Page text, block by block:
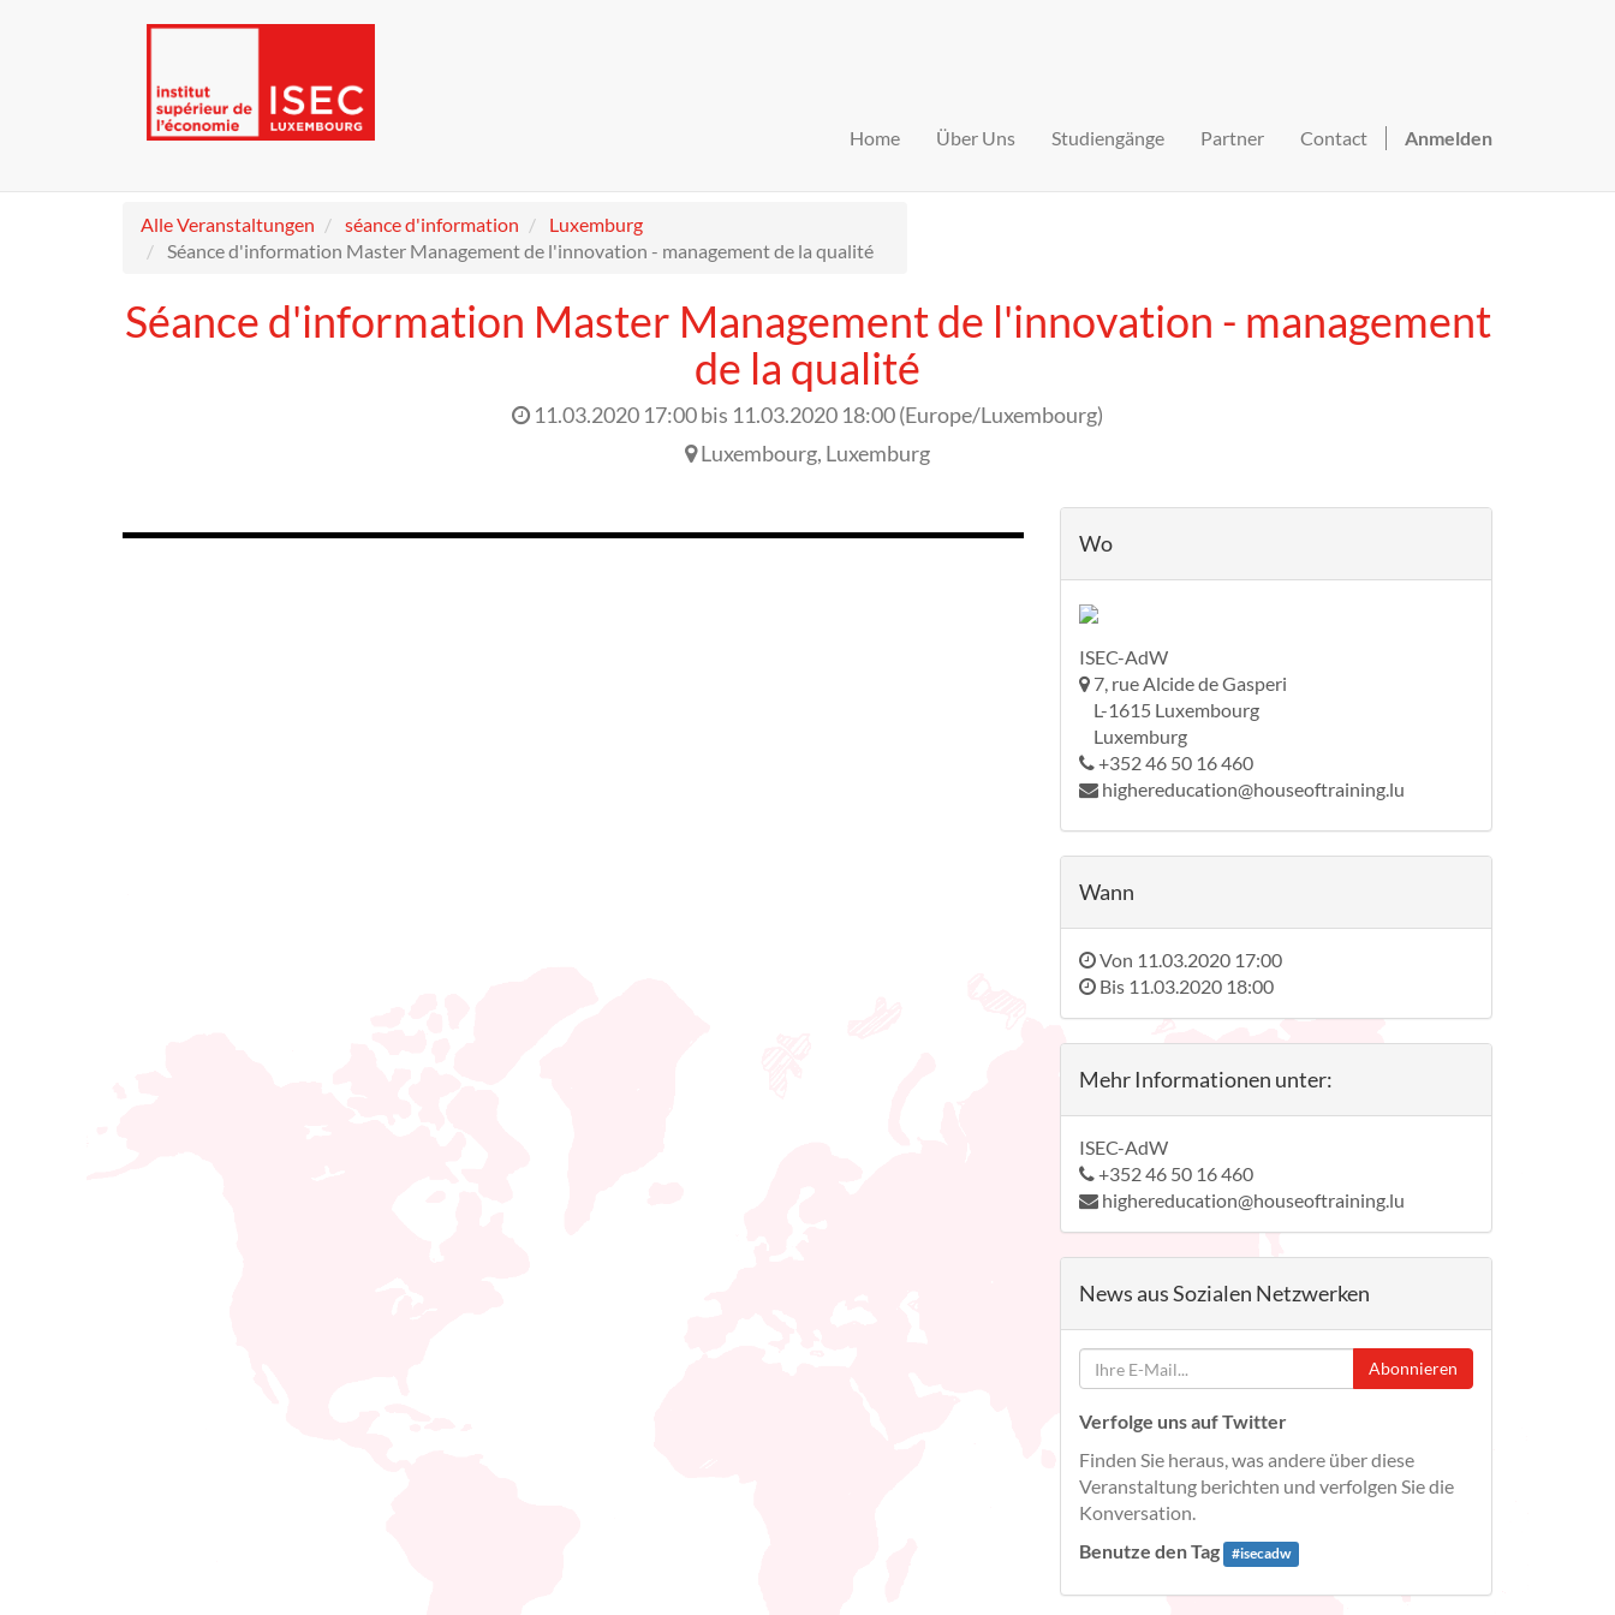
Home Über Uns Studiengänge Partner Contact Anmelden
Alle Veranstaltungen séance d'information
Luxemburg
Séance d'information Master Management de l'innovation - management de la qualité
Séance d'information Master Management de l'innovation - management
de la qualité
11.03.2020 17:00bis 11.03.2020 18:00(Europe/Luxembourg)
Luxembourg, Luxemburg
Wo
ISEC-AdW
7, rue Alcide de Gasperi
L-1615 Luxembourg
Luxemburg
+352 46 50 16 460
highereducation@houseoftraining.lu
Wann
Von 11.03.2020 17:00
Bis 11.03.2020 18:00
Mehr Informationen unter:
ISEC-AdW
+352 46 50 16 460
highereducation@houseoftraining.lu
News aus Sozialen Netzwerken
Abonnieren
Verfolge uns auf Twitter
Finden Sie heraus, was andere über diese
Veranstaltung berichten und verfolgen Sie die
Konversation.
Benutze den Tag
#isecadw